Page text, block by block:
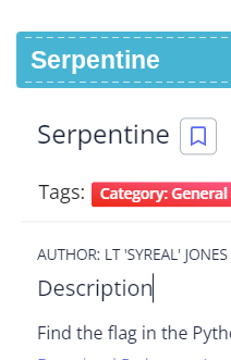
Serpentine